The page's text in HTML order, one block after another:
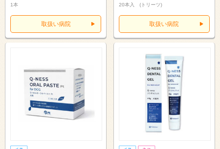
1本
取扱い病院
20本入 (トリーツ)
取扱い病院